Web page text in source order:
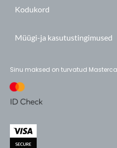
Kodukord
Müügi-ja kasutustingimused
Sinu maksed on turvatud